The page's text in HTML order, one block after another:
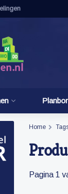
Home
Pagina 1